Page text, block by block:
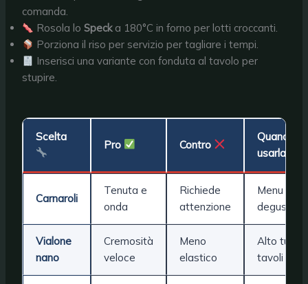
comanda.
Rosola loSpecka 180°C in forno per lotti croccanti.
Porziona il riso per servizio per tagliare i tempi.
Inserisci una variante con fonduta al tavolo per
stupire.
Scelta
Pro Contro
Quando
usarla
Carnaroli
Tenuta e
onda
Richiede
attenzione
Menu
Vialone
nano
Cremosità
veloce
Meno
elastico
Alto turno
tavoli